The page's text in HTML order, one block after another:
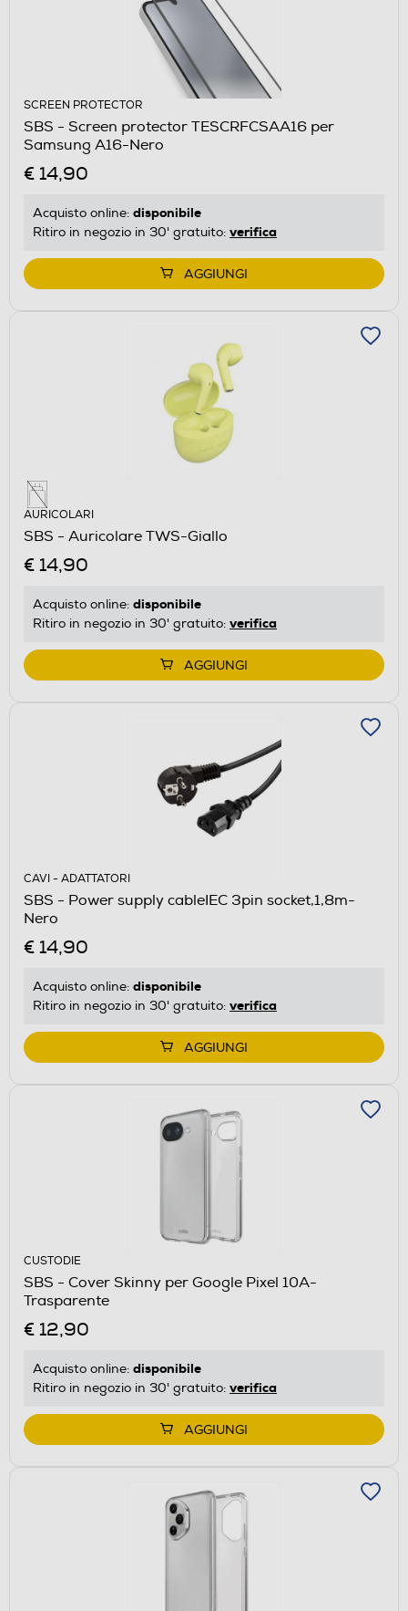
SCREEN PROTECTOR
SBS - Screen protector TESCRFCSAA16 per
Samsung A16-Nero
€ 14,90
Acquisto online: disponibile
Ritiro in negozio in 30' gratuito: verifica
AGGIUNGI
AURICOLARI
SBS - Auricolare TWS-Giallo
€ 14,90
Acquisto online: disponibile
Ritiro in negozio in 30' gratuito: verifica
AGGIUNGI
CAVI - ADATTATORI
SBS - Power supply cableIEC 3pin socket,1,8m-
Nero
€ 14,90
Acquisto online: disponibile
Ritiro in negozio in 30' gratuito: verifica
AGGIUNGI
CUSTODIE
SBS - Cover Skinny per Google Pixel 10A-
Trasparente
€ 12,90
Acquisto online: disponibile
Ritiro in negozio in 30' gratuito: verifica
AGGIUNGI